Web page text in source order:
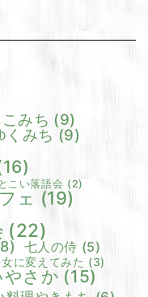
みち (9)
くみち (9)
こい落語会 (2)
ェ (19)
(22)
七人の侍 (5)
に変えてみた (3)
やさか (15)